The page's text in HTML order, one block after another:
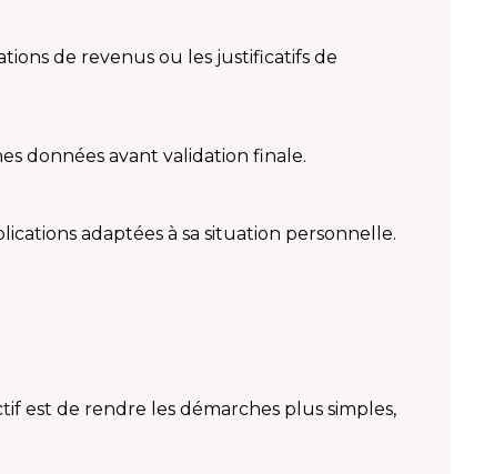
de revenus ou les justificatifs de
données avant validation finale.
adaptées à sa situation personnelle.
est de rendre les démarches plus simples,